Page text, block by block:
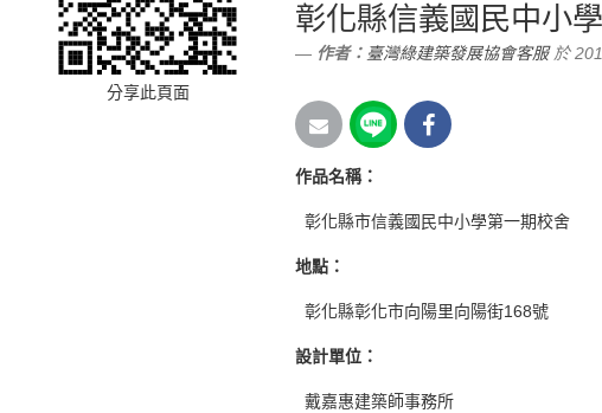
彰化縣信義國民中小
作者： 臺灣綠建築發展協會客服於
作品名稱：
彰化縣市信義國民中小學第一期校舍
地點 ：
彰化縣彰化市向陽里向陽街168號
設計單位 ：
戴嘉惠建築師事務所
分享此頁面